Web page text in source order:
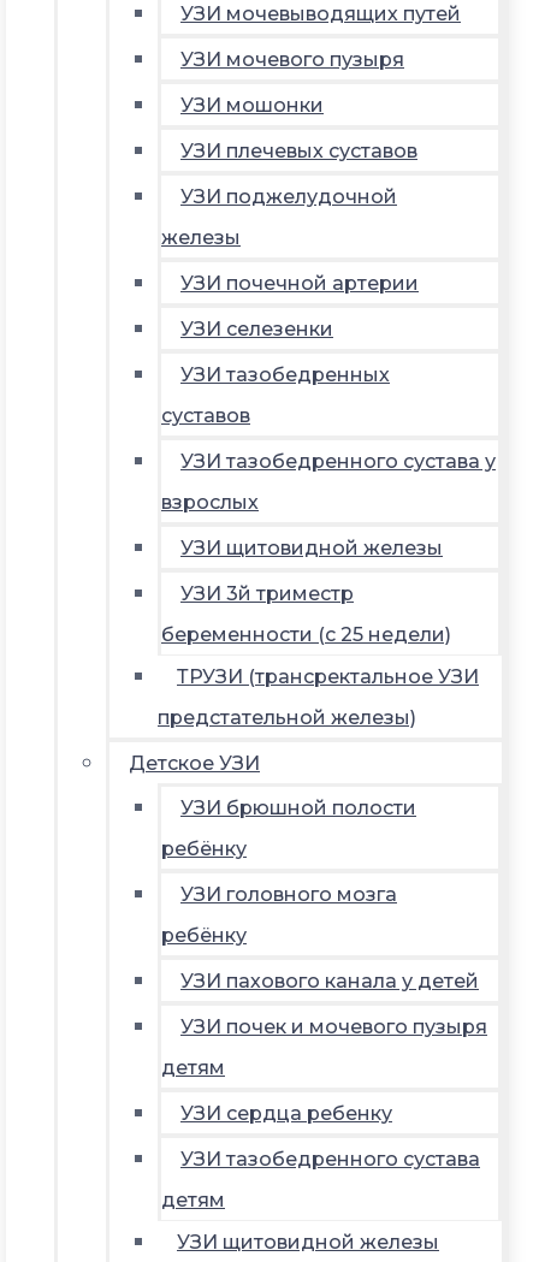
УЗИ мочевыводящих путей
УЗИ мочевого пузыря
УЗИ мошонки
УЗИ плечевых суставов
УЗИ поджелудочной
железы
УЗИ почечной артерии
УЗИ селезенки
УЗИ тазобедренных
суставов
УЗИ тазобедренного сустава у
взрослых
УЗИ щитовидной железы
УЗИ 3й триместр
беременности (с 25 недели)
ТРУЗИ (трансректальное УЗИ
предстательной железы)
Детское УЗИ
УЗИ брюшной полости
ребёнку
УЗИ головного мозга
ребёнку
УЗИ пахового канала у детей
УЗИ почек и мочевого пузыря
детям
УЗИ сердца ребенку
УЗИ тазобедренного сустава
детям
УЗИ щитовидной железы